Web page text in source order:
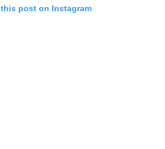
post on Instagram